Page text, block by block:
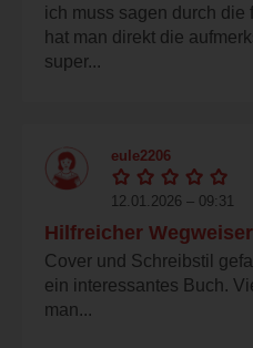
ich muss sagen durch die
hat man direkt die
super...
eule2206
12.01.2026 – 09:31
Hilfreicher Wegweiser
Cover und Schreibstil
ein interessantes Buch.
man...